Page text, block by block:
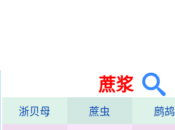
蔗浆
浙贝母 蔗虫 鹧鸪